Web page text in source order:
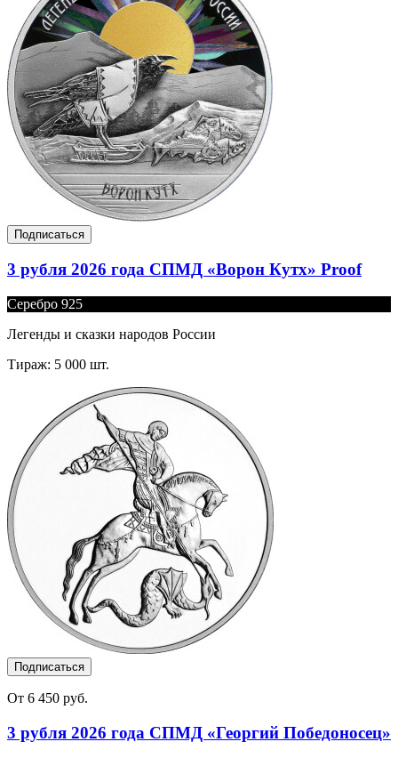
Подписаться
3 рубля 2026 года СПМД «Ворон Кутх» Proof
Серебро 925
Легенды и сказки народов России
Тираж: 5 000 шт.
Подписаться
От 6 450 руб.
3 рубля 2026 года СПМД «Георгий Победоносец»